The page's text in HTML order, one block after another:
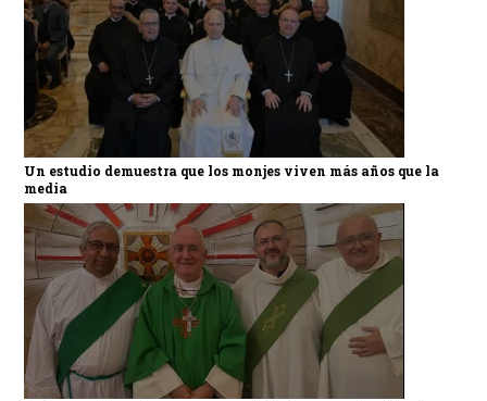
Un estudio demuestra que los monjes viven más años que la
media